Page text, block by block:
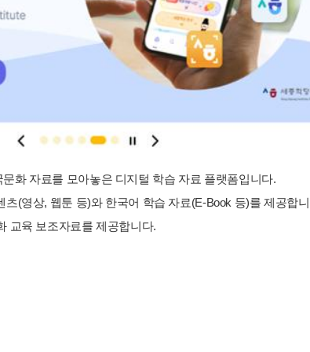
문화 자료를 모아놓은 디지털 학습 자료 플랫폼입니다.
(영상, 웹툰 등)와 한국어 학습 자료(E-Book 등)를 제공합
교육 보조자료를 제공합니다.